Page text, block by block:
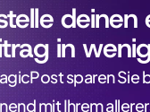
in
sparen Sie
mit Ihrem